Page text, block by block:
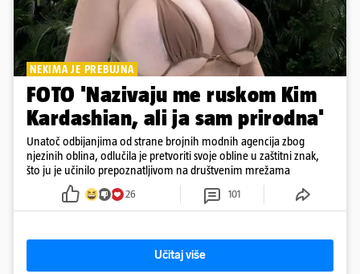
NEKIMA JE PREBUJNA
FOTO 'Nazivaju me ruskom Kim
Kardashian, ali ja sam prirodna'
Unatoč odbijanjima od strane brojnih modnih agencija zbog
njezinih oblina, odlučila je pretvoriti svoje obline u zaštitni znak,
što ju je učinilo prepoznatljivom na društvenim mrežama
26 101
Učitaj više